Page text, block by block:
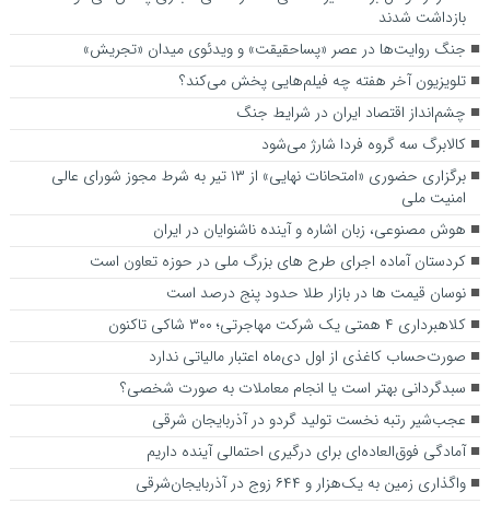
بازداشت شدند
جنگ روایت‌ها در عصر «پساحقیقت» و ویدئوی میدان «تجریش»
تلویزیون آخر هفته چه فیلم‌هایی پخش می‌کند؟
چشم‌انداز اقتصاد ایران در شرایط جنگ
کالابرگ سه گروه فردا شارژ می‌شود
برگزاری حضوری «امتحانات نهایی» از ۱۳ تیر به شرط مجوز شورای عالی
امنیت ملی
هوش مصنوعی، زبان اشاره و آینده ناشنوایان در ایران
کردستان آماده‌ اجرای طرح های بزرگ ملی در حوزه تعاون است
نوسان قیمت ها در بازار طلا حدود پنج درصد است
کلاهبرداری ۴ همتی یک شرکت مهاجرتی؛ ۳۰۰ شاکی تاکنون
صورت‌حساب کاغذی از اول دی‌ماه اعتبار مالیاتی ندارد
سبدگردانی بهتر است یا انجام معاملات به صورت شخصی؟
عجب‌شیر رتبه نخست تولید گردو در آذربایجان شرقی
آمادگی فوق‌العاده‌ای برای درگیری احتمالی آینده داریم
واگذاری زمین به یک‌هزار و ۶۴۴ زوج در آذربایجان‌شرقی